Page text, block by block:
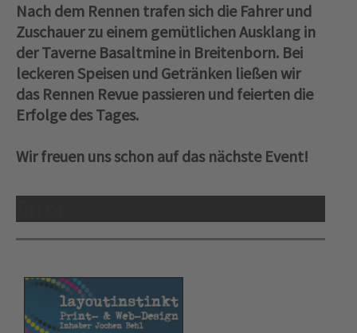
Nach dem Rennen trafen sich die Fahrer und
Zuschauer zu einem gemütlichen Ausklang in
der Taverne Basaltmine in Breitenborn. Bei
leckeren Speisen und Getränken ließen wir
das Rennen Revue passieren und feierten die
Erfolge des Tages.
Wir freuen uns schon auf das nächste Event!